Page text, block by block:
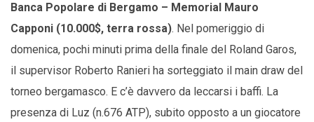
Banca Popolare di Bergamo – Memorial Mauro
Capponi (10.000$, terra rossa). Nel pomeriggio di
domenica, pochi minuti prima della finale del Roland Garos,
il supervisor Roberto Ranieri ha sorteggiato il main draw del
torneo bergamasco. E c’è davvero da leccarsi i baffi. La
presenza di Luz (n.676 ATP), subito opposto a un giocatore